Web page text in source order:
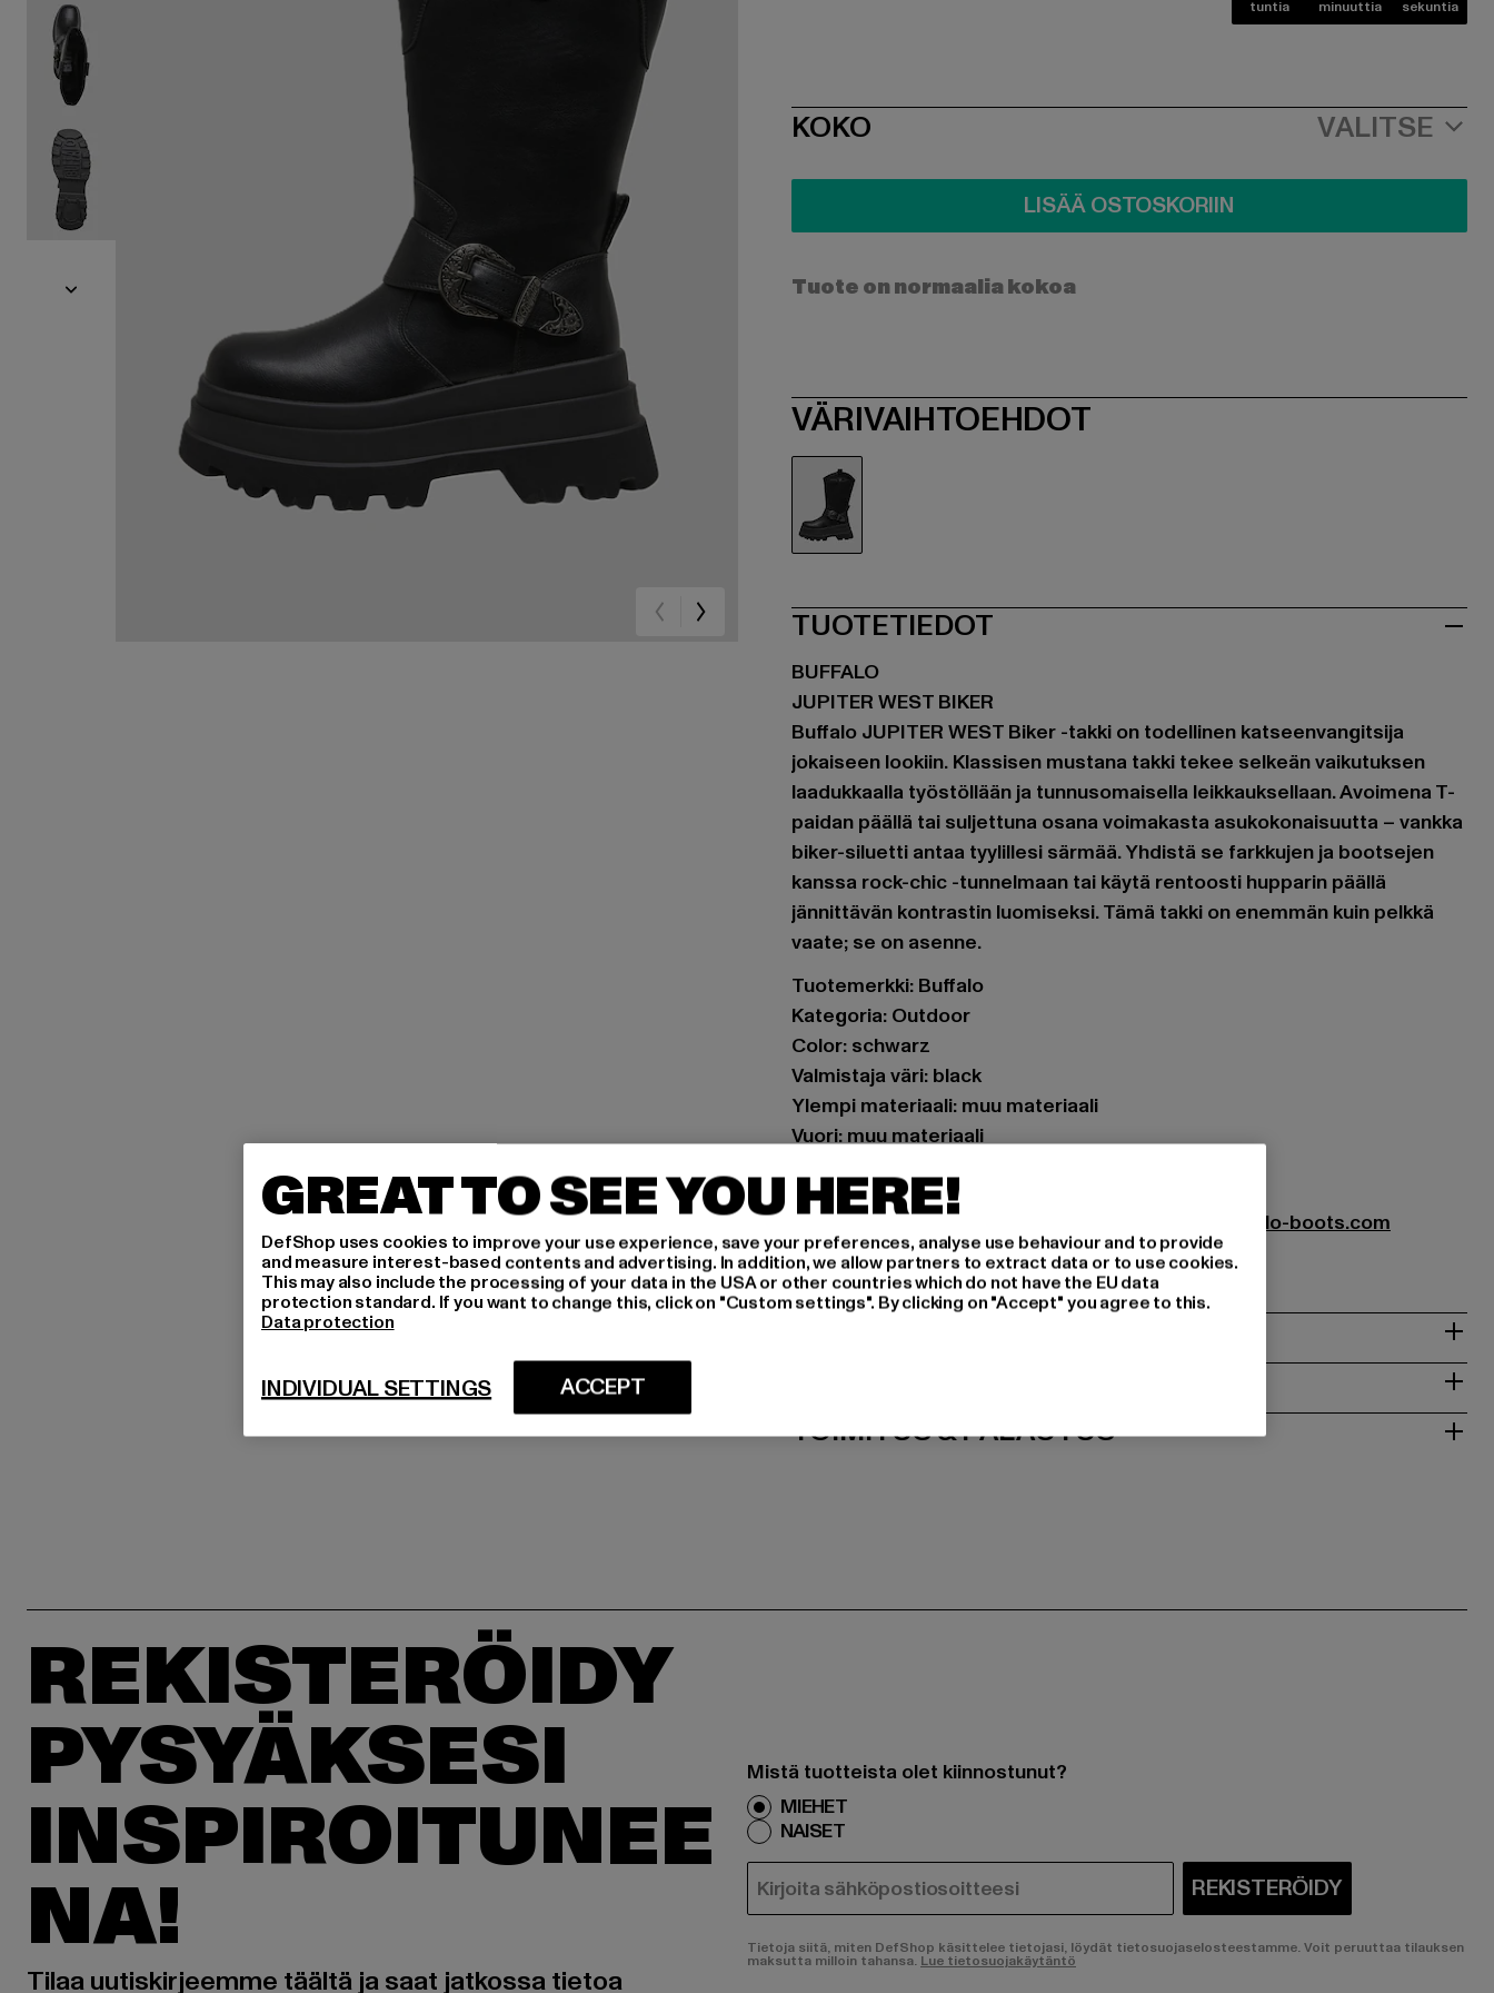
tuntia minuuttia sekuntia
SIZE
KOKO VALITSE
LISÄÄ OSTOSKORIIN
Tuote on normaalia kokoa
VÄRIVAIHTOEHDOT
TUOTETIEDOT
BUFFALO
JUPITER WEST BIKER
Buffalo JUPITER WEST Biker -takki on todellinen katseenvangitsija
jokaiseen lookiin. Klassisen mustana takki tekee selkeän vaikutuksen
laadukkaalla työstöllään ja tunnusomaisella leikkauksellaan. Avoimena T-
paidan päällä tai suljettuna osana voimakasta asukokonaisuutta – vankka
biker-siluetti antaa tyylillesi särmää. Yhdistä se farkkujen ja bootsejen
kanssa rock-chic -tunnelmaan tai käytä rentoosti hupparin päällä
jännittävän kontrastin luomiseksi. Tämä takki on enemmän kuin pelkkä
vaate; se on asenne.
Tuotemerkki: Buffalo
Kategoria: Outdoor
Color: schwarz
Valmistaja väri: black
Ylempi materiaali: muu materiaali
Vuori: muu materiaali
Valmistaja: Buffalo Boots GmbH |
service-de@buffalo-boots.com
Schanzenstraße 41 | 51063 Köln | DE
TOIMITUS & PALAUTUS
REKISTERÖIDY
PYSYÄKSESI
INSPIROITUNEE
NA!
Tilaa uutiskirjeemme täältä ja saat jatkossa tietoa
Mistä tuotteista olet kiinnostunut?
MIEHET
NAISET
SÄHKÖPOSTI REKISTERÖIDY
Tietoja siitä, miten DefShop käsittelee tietojasi, löydät tietosuojaselosteestamme. Voit peruuttaa tilauksen
maksutta milloin tahansa. Lue tietosuojakäytäntö
GREAT TO SEE YOU HERE!
DefShop uses cookies to improve your use experience, save your preferences, analyse use behaviour and to provide
and measure interest-based contents and advertising. In addition, we allow partners to extract data or to use cookies.
This may also include the processing of your data in the USA or other countries which do not have the EU data
protection standard. If you want to change this, click on "Custom settings". By clicking on "Accept" you agree to this.
Data protection
ACCEPT
INDIVIDUAL SETTINGS